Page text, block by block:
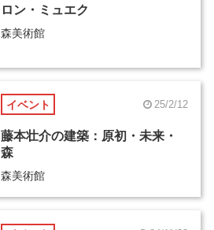
ロン・ミュエク
森美術館
イベント 25/2/12
藤本壮介の建築：原初・未来・
森
森美術館